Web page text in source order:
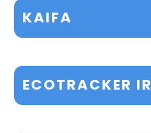
KAIFA
ECOTRACKER IR